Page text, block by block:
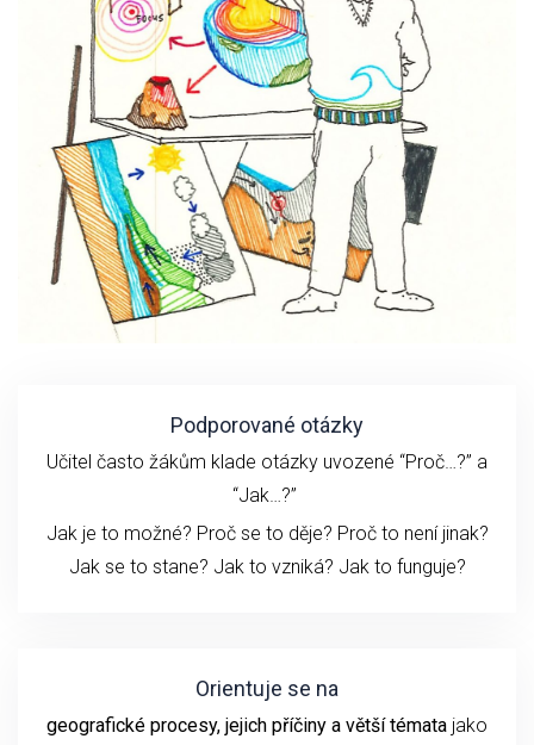
Podporované otázky
Učitel často žákům klade otázky uvozené “Proč…?” a
“Jak…?”
Jak je to možné? Proč se to děje? Proč to není jinak?
Jak se to stane? Jak to vzniká? Jak to funguje?
Orientuje se na
geografické procesy, jejich příčiny a větší témata jako